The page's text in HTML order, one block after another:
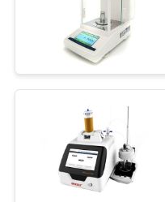
साइटमैप
PRIVACY
POLICYकागज